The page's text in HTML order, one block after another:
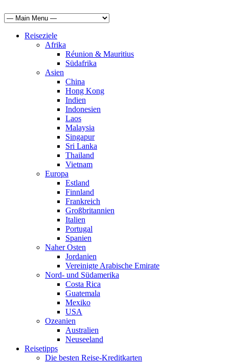
Reiseziele
Afrika
Réunion & Mauritius
Südafrika
Asien
China
Hong Kong
Indien
Indonesien
Laos
Malaysia
Singapur
Sri Lanka
Thailand
Vietnam
Europa
Estland
Finnland
Frankreich
Großbritannien
Italien
Portugal
Spanien
Naher Osten
Jordanien
Vereinigte Arabische Emirate
Nord- und Südamerika
Costa Rica
Guatemala
Mexiko
USA
Ozeanien
Australien
Neuseeland
Reisetipps
Die besten Reise-Kreditkarten